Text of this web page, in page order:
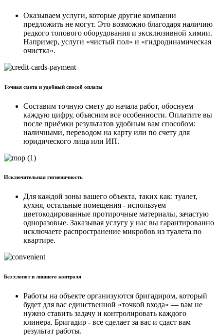
Оказываем услуги, которые другие компании
предложить не могут. Это возможно благодаря наличию
редкого топового оборудования и эксклюзивной химии.
Например, услуги «чистый пол» и «гидродинамическая
очистка».
Точная смета и удобный способ оплаты
Составим точную смету до начала работ, обоснуем
каждую цифру, объясним все особенности. Оплатите вы
после приёмки результатов удобным вам способом:
наличными, переводом на карту или по счету для
юридического лица или ИП.
Исключительная гигиеничность
Для каждой зоны вашего объекта, таких как: туалет,
кухня, остальные помещения - используем
цветокодированные протирочные материалы, зачастую
одноразовые. Заказывая услугу у нас вы гарантированно
исключаете распространение микробов из туалета по
квартире.
Без хлопот и лишнего контроля
Работы на объекте организуются бригадиром, который
будет для вас единственной «точкой входа» — вам не
нужно ставить задачу и контролировать каждого
клинера. Бригадир - все сделает за вас и сдаст вам
результат работы.